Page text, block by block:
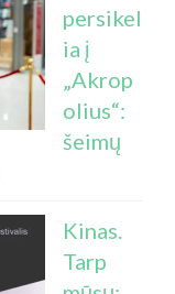
persikel
ia į
„Akrop
olius“:
šeimų
Kinas.
Tarp